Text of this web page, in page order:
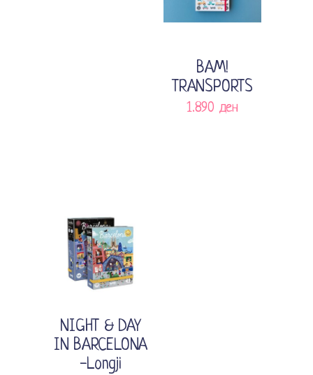
BAM!
TRANSPORTS
1.890 ден
Додади во кошничка
NIGHT & DAY
IN BARCELONA
-Longji